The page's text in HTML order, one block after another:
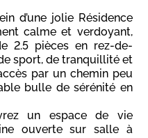
d’une jolie Résidence
calme et verdoyant,
2.5 pièces en rez-de-
sport, de tranquillité et
par un chemin peu
bulle de sérénité en
un espace de vie
ouverte sur salle à